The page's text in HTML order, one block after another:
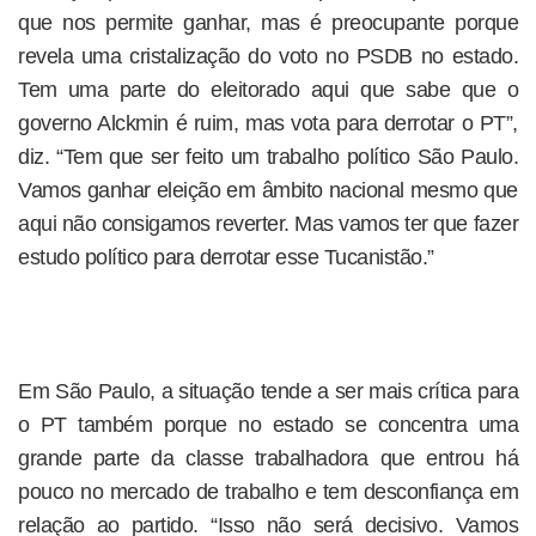
que nos permite ganhar, mas é preocupante porque
revela uma cristalização do voto no PSDB no estado.
Tem uma parte do eleitorado aqui que sabe que o
governo Alckmin é ruim, mas vota para derrotar o PT”,
diz. “Tem que ser feito um trabalho político São Paulo.
Vamos ganhar eleição em âmbito nacional mesmo que
aqui não consigamos reverter. Mas vamos ter que fazer
estudo político para derrotar esse Tucanistão.”
Em São Paulo, a situação tende a ser mais crítica para
o PT também porque no estado se concentra uma
grande parte da classe trabalhadora que entrou há
pouco no mercado de trabalho e tem desconfiança em
relação ao partido. “Isso não será decisivo. Vamos